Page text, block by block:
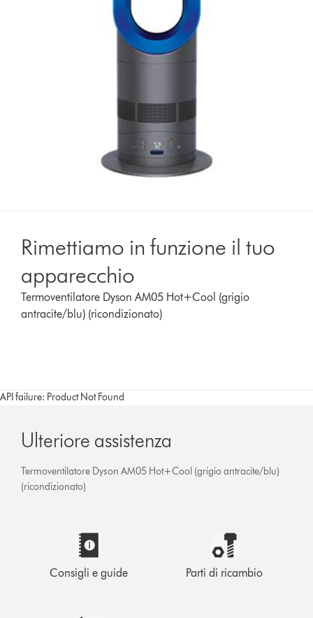
Rimettiamo in funzione il tuo
apparecchio
Termoventilatore Dyson AM05 Hot+Cool (grigio
antracite/blu) (ricondizionato)
API failure: Product Not Found
Ulteriore assistenza
Termoventilatore Dyson AM05 Hot+Cool (grigio antracite/blu)
(ricondizionato)
Consigli e guide Parti di ricambio